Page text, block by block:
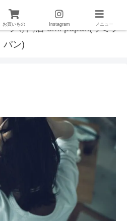
お買いもの Instagram メニュー